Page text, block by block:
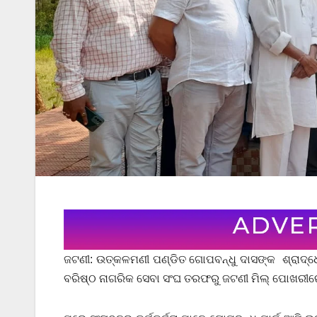
ଜଟଣୀ: ଉତ୍କଳମଣୀ ପଣ୍ଡିତ ଗୋପବନ୍ଧୁ ଦାସଙ୍କ
ବରିଷ୍ଠ ନାଗରିକ ସେବା ସଂଘ ତରଫରୁ ଜଟଣୀ ମିଲ୍